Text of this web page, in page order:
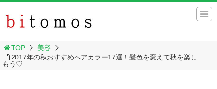
TOP
美容
2017年の秋おすすめヘアカラー17選！髪色を変えて秋を楽し
もう♡